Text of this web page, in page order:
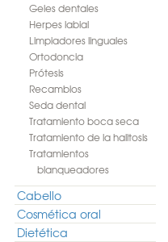
Geles dentales
Herpes labial
Limpiadores linguales
Ortodoncia
Prótesis
Recambios
Seda dental
Tratamiento boca seca
Tratamiento de la halitosis
Tratamientos
blanqueadores
Cabello
Cosmética oral
Dietética